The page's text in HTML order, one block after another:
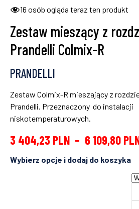
16 osób ogląda teraz ten produkt
Zestaw mieszący z
Prandelli Colmix-R
PRANDELLI
Zestaw Colmix-R mieszający z
Prandelli. Przeznaczony do instalacji
niskotemperaturowych.
3 404,23 PLN – 6 109,80